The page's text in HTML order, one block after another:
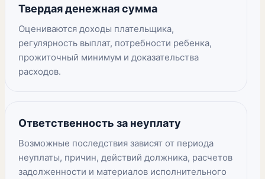
Твердая денежная сумма
Оцениваются доходы плательщика,
регулярность выплат, потребности ребенка,
прожиточный минимум и доказательства
расходов.
Ответственность за неуплату
Возможные последствия зависят от периода
неуплаты, причин, действий должника, расчетов
задолженности и материалов исполнительного